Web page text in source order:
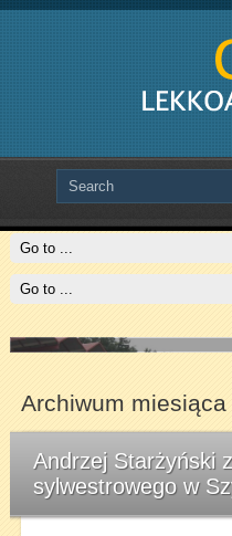
Slide # 2
Czytaj więcej
Archiwum
Andrzej Starżyński
sylwestrowego w